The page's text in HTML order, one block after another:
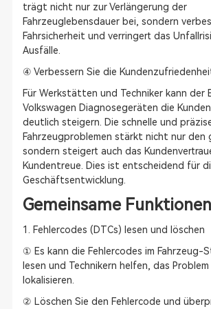
trägt nicht nur zur Verlängerung der
Fahrzeuglebensdauer bei, sondern
Fahrsicherheit und verringert das
Ausfälle.
④ Verbessern Sie die
Für Werkstätten und Techniker kann der
Volkswagen Diagnosegeräten die
deutlich steigern. Die schnelle und
Fahrzeugproblemen stärkt nicht nur den
sondern steigert auch das
Kundentreue. Dies ist entscheidend für
Geschäftsentwicklung.
Gemeinsame Funktionen
1. Fehlercodes (DTCs) lesen und löschen
① Es kann die Fehlercodes im Fahrzeug-
lesen und Technikern helfen, das
lokalisieren.
② Löschen Sie den Fehlercode und